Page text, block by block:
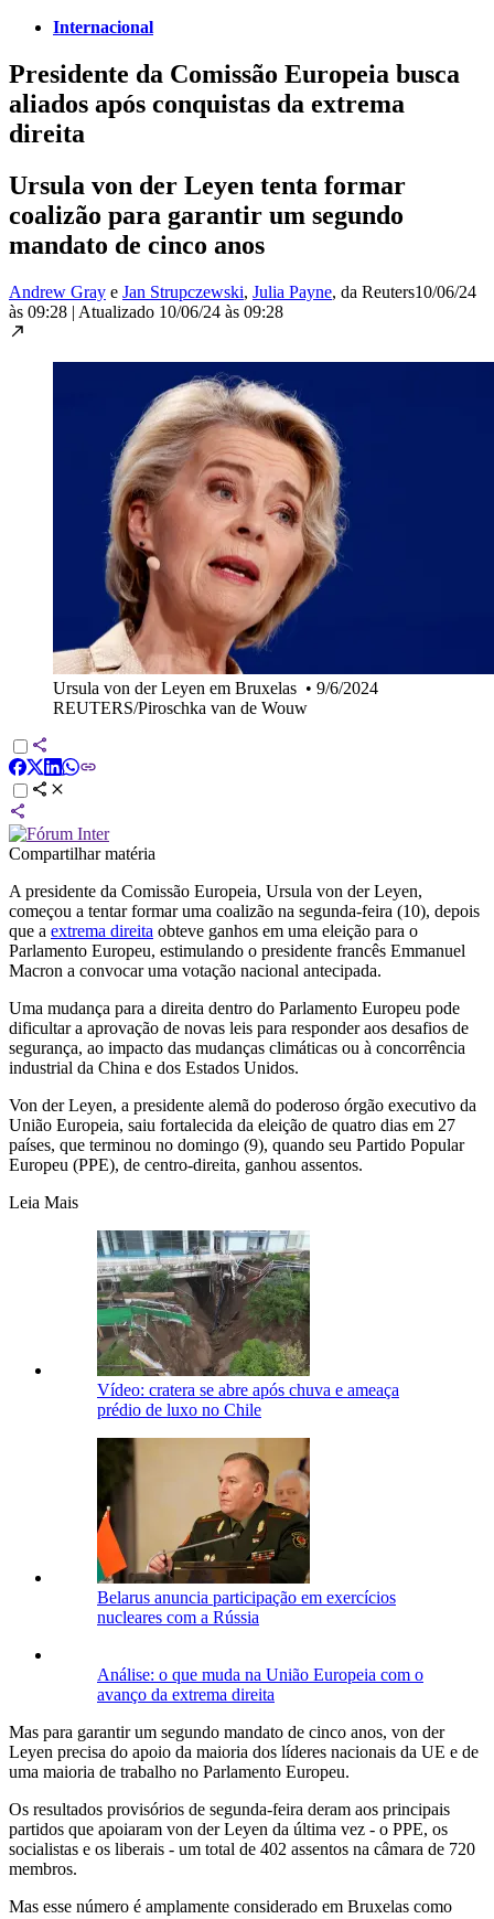
Internacional
Presidente da Comissão Europeia busca
aliados após conquistas da extrema
direita
Ursula von der Leyen tenta formar
coalizão para garantir um segundo
mandato de cinco anos
Andrew Gray e Jan Strupczewski, Julia Payne, da Reuters10/06/24
às 09:28 | Atualizado 10/06/24 às 09:28
Ursula von der Leyen em Bruxelas • 9/6/2024
REUTERS/Piroschka van de Wouw
Compartilhar matéria
A presidente da Comissão Europeia, Ursula von der Leyen,
começou a tentar formar uma coalizão na segunda-feira (10), depois
que a extrema direita obteve ganhos em uma eleição para o
Parlamento Europeu, estimulando o presidente francês Emmanuel
Macron a convocar uma votação nacional antecipada.
Uma mudança para a direita dentro do Parlamento Europeu pode
dificultar a aprovação de novas leis para responder aos desafios de
segurança, ao impacto das mudanças climáticas ou à concorrência
industrial da China e dos Estados Unidos.
Von der Leyen, a presidente alemã do poderoso órgão executivo da
União Europeia, saiu fortalecida da eleição de quatro dias em 27
países, que terminou no domingo (9), quando seu Partido Popular
Europeu (PPE), de centro-direita, ganhou assentos.
Leia Mais
Vídeo: cratera se abre após chuva e ameaça
prédio de luxo no Chile
Belarus anuncia participação em exercícios
nucleares com a Rússia
Análise: o que muda na União Europeia com o
avanço da extrema direita
Mas para garantir um segundo mandato de cinco anos, von der
Leyen precisa do apoio da maioria dos líderes nacionais da UE e de
uma maioria de trabalho no Parlamento Europeu.
Os resultados provisórios de segunda-feira deram aos principais
partidos que apoiaram von der Leyen da última vez - o PPE, os
socialistas e os liberais - um total de 402 assentos na câmara de 720
membros.
Mas esse número é amplamente considerado em Bruxelas como